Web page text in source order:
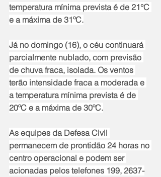
temperatura mínima prevista é de 21°C
e a máxima de 31ºC.
Já no domingo (16), o céu continuará
parcialmente nublado, com previsão
de chuva fraca, isolada. Os ventos
terão intensidade fraca a moderada e
a temperatura mínima prevista é de
20ºC e a máxima de 30ºC.
As equipes da Defesa Civil
permanecem de prontidão 24 horas no
centro operacional e podem ser
acionadas pelos telefones 199, 2637-